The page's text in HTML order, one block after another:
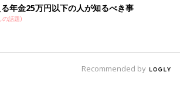
年金25万円以下の人が知るべき事
の話題)
Recommended by